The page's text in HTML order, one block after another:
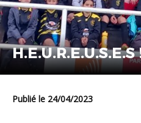
H.E.U.R.E.U.S.E.S
Publié le 24/04/2023